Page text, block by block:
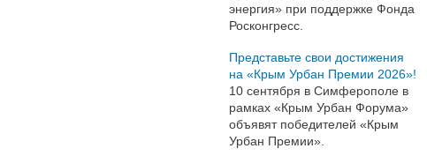
энергия» при поддержке Фонда
Росконгресс.
Представьте свои достижения
на «Крым Урбан Премии 2026»!
10 сентября в Симферополе в
рамках «Крым Урбан Форума»
объявят победителей «Крым
Урбан Премии».